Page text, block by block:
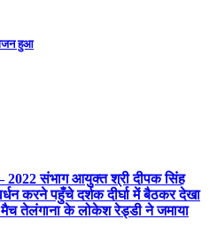
हुआ
2022 संभाग आयुक्त श्री दीपक सिंह
करने पहुँचे दर्शक दीर्घा में बैठकर देखा
तेलंगाना के लोकेश रेड्डी ने जमाया